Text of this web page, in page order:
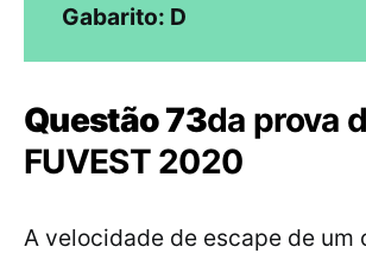
Gabarito: D
Questão 73da prova
FUVEST 2020
A velocidade de escape de um